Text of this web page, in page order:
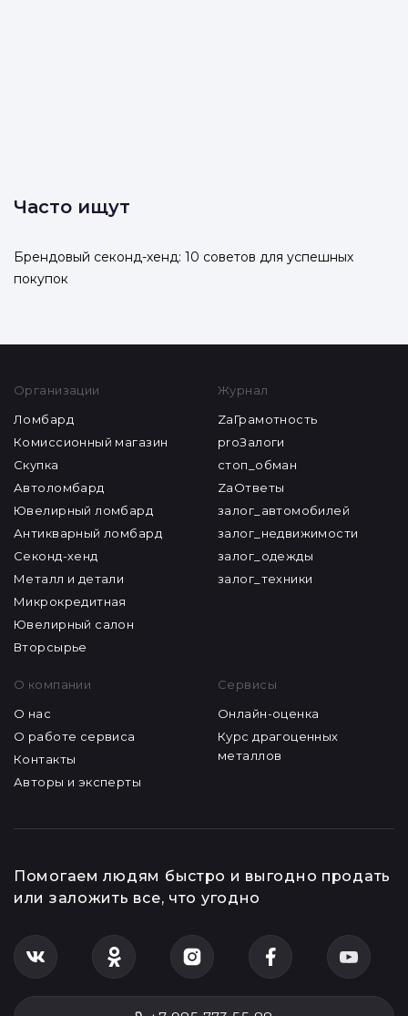
Часто ищут
Брендовый секонд-хенд: 10 советов для успешных
покупок
Организации
Ломбард
Комиссионный магазин
Скупка
Автоломбард
Ювелирный ломбард
Антикварный ломбард
Секонд-хенд
Металл и детали
Микрокредитная
Ювелирный салон
Вторсырье
Журнал
ZaГрамотность
proЗалоги
стоп_обман
ZaОтветы
залог_автомобилей
залог_недвижимости
залог_одежды
залог_техники
О компании
О нас
О работе сервиса
Контакты
Авторы и эксперты
Сервисы
Онлайн-оценка
Курс драгоценных
металлов
Помогаем людям быстро и выгодно продать
или заложить все, что угодно